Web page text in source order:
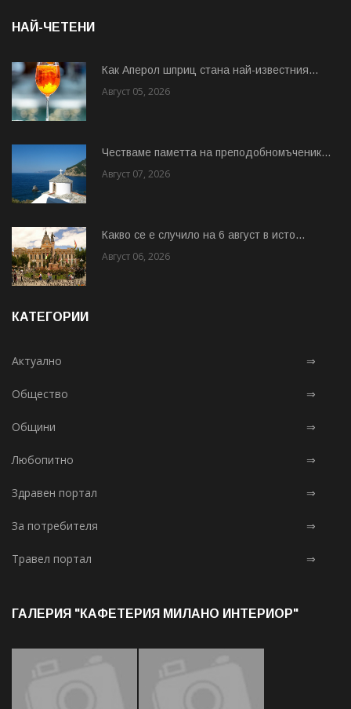
НАЙ-ЧЕТЕНИ
Как Аперол шприц стана най-известния...
Август 05, 2026
Честваме паметта на преподобномъченик...
Август 07, 2026
Какво се е случило на 6 август в исто...
Август 06, 2026
КАТЕГОРИИ
Актуално ⇒
Общество ⇒
Общини ⇒
Любопитно ⇒
Здравен портал ⇒
За потребителя ⇒
Травел портал ⇒
ГАЛЕРИЯ "КАФЕТЕРИЯ МИЛАНО ИНТЕРИОР"